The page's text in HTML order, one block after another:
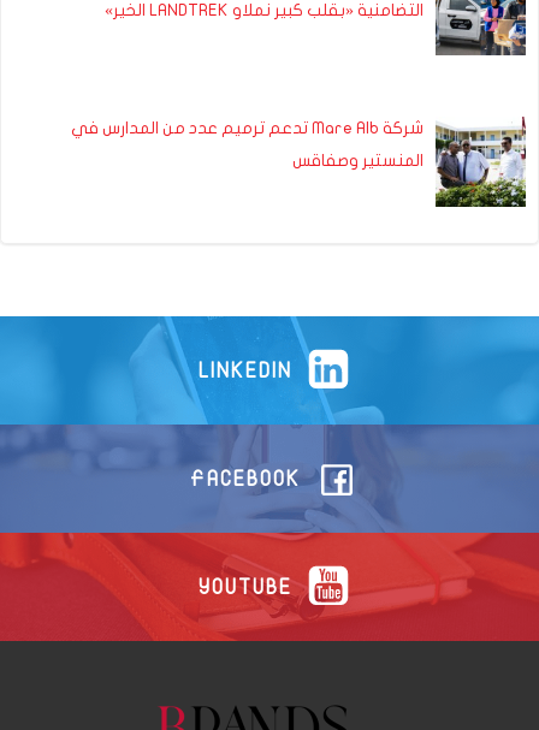
التضامنية «بقلب كبير نملاو LANDTREK الخير»
شركة Mare Alb تدعم ترميم عدد من المدارس في
المنستير وصفاقس
LINKEDIN
FACEBOOK
YOUTUBE